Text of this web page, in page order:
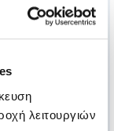
λειτουργιών
και σχολών
τις
από
και το έργο
γνώρισαν
παρέμβασης